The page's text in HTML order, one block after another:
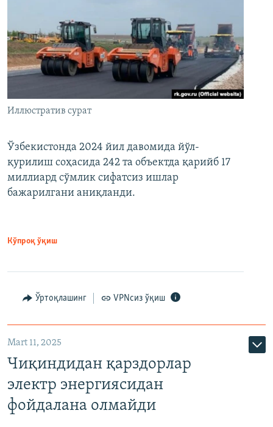
Иллюстратив сурат
Ўзбекистонда 2024 йил давомида йўл-
қурилиш соҳасида 242 та объектда қарийб 17
миллиард сўмлик сифатсиз ишлар
бажарилгани аниқланди.
Кўпроқ ўқиш
Ўртоқлашинг VPNсиз ўқиш
Mart 11, 2025
Чиқиндидан қарздорлар
электр энергиясидан
фойдалана олмайди